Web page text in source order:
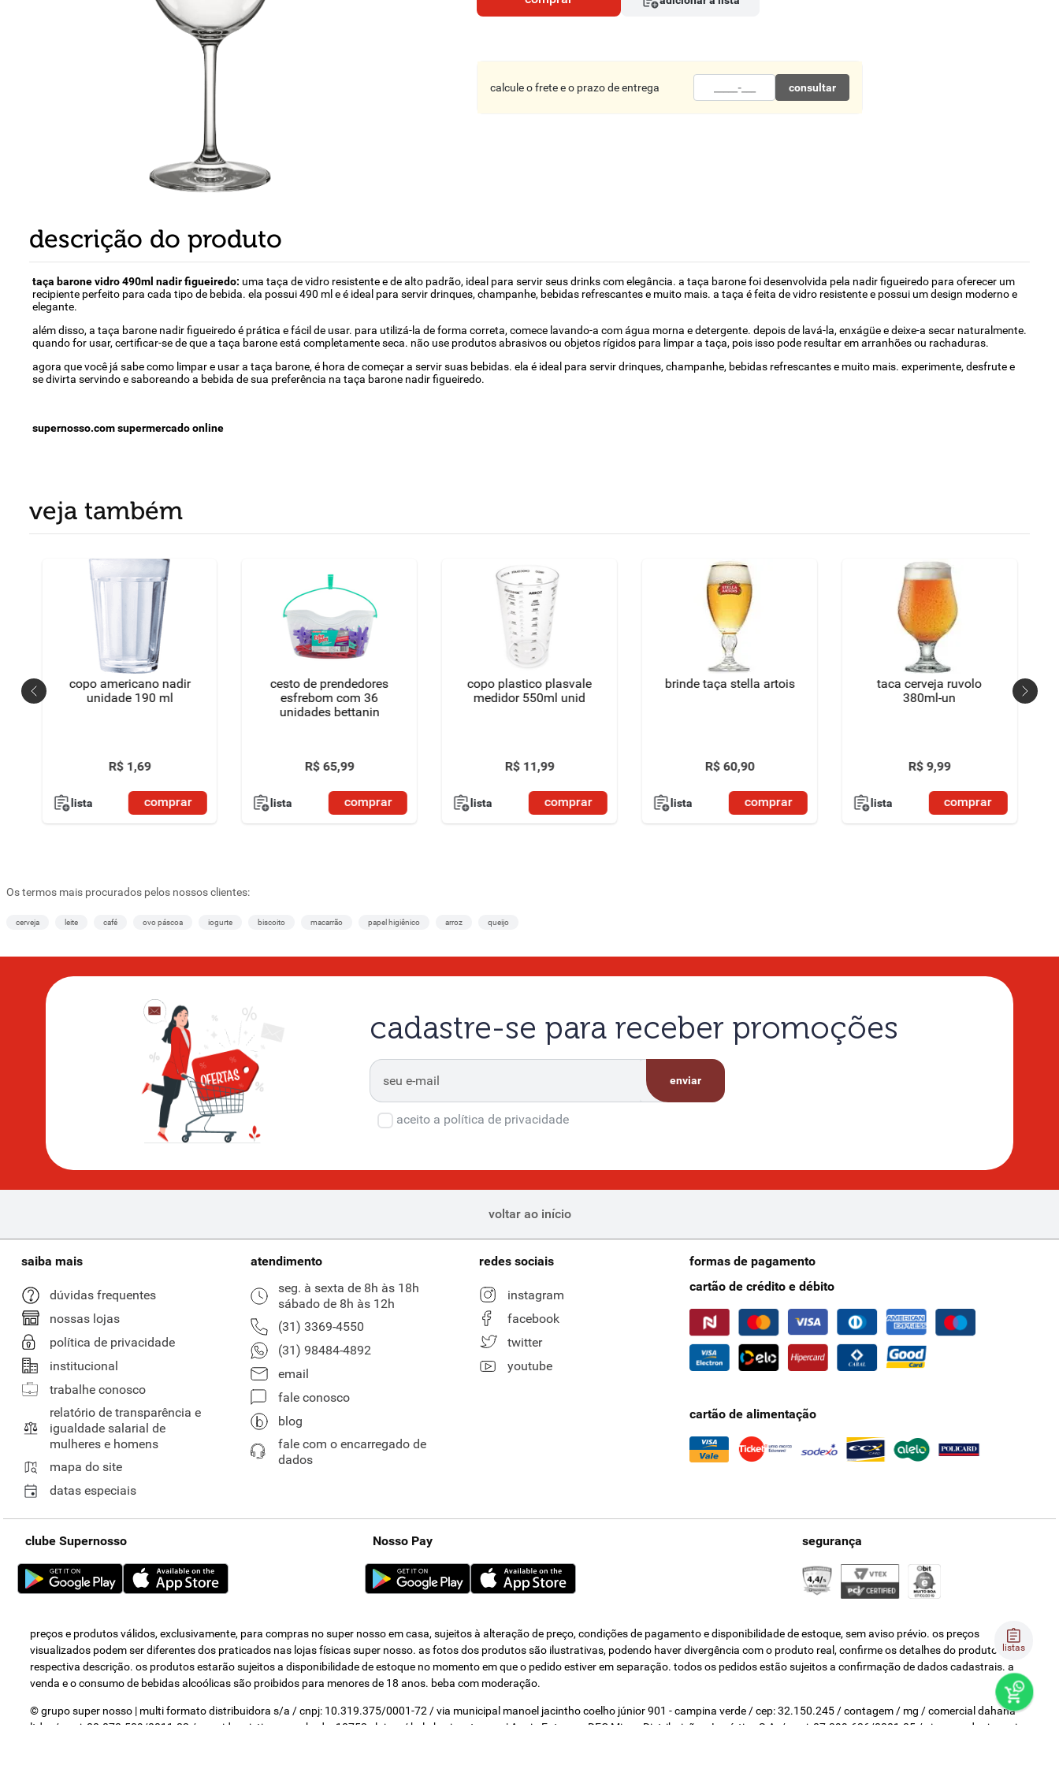
listas
calcule o frete e o prazo de entrega consultar
descrição do produto
taça barone vidro 490ml nadir figueiredo: uma taça de vidro resistente e de alto padrão, ideal para servir seus drinks com elegância. a taça barone foi desenvolvida pela nadir figueiredo para oferecer um
recipiente perfeito para cada tipo de bebida. ela possui 490 ml e é ideal para servir drinques, champanhe, bebidas refrescantes e muito mais. a taça é feita de vidro resistente e possui um design moderno e
elegante.
além disso, a taça barone nadir figueiredo é prática e fácil de usar. para utilizá-la de forma correta, comece lavando-a com água morna e detergente. depois de lavá-la, enxágüe e deixe-a secar naturalmente.
quando for usar, certificar-se de que a taça barone está completamente seca. não use produtos abrasivos ou objetos rígidos para limpar a taça, pois isso pode resultar em arranhões ou rachaduras.
agora que você já sabe como limpar e usar a taça barone, é hora de começar a servir suas bebidas. ela é ideal para servir drinques, champanhe, bebidas refrescantes e muito mais. experimente, desfrute e
se divirta servindo e saboreando a bebida de sua preferência na taça barone nadir figueiredo.
supernosso.com supermercado online
veja também
copo americano nadir
unidade 190 ml
R$ 1,69
lista comprar
cesto de prendedores
esfrebom com 36
unidades bettanin
R$ 65,99
lista comprar
copo plastico plasvale
medidor 550ml unid
R$ 11,99
lista comprar
brinde taça stella artois
R$ 60,90
lista comprar
taca cerveja ruvolo
380ml-un
R$ 9,99
lista comprar
Os termos mais procurados pelos nossos clientes:
cerveja leite café ovo páscoa iogurte biscoito macarrão papel higiênico arroz queijo
cadastre-se para receber promoções
enviar
aceito a política de privacidade
voltar ao início
saiba mais
dúvidas frequentes
nossas lojas
política de privacidade
institucional
trabalhe conosco
relatório de transparência e
igualdade salarial de
mulheres e homens
mapa do site
datas especiais
atendimento
seg. à sexta de 8h às 18h
sábado de 8h às 12h
(31) 3369-4550
(31) 98484-4892
email
fale conosco
blog
fale com o encarregado de
dados
redes sociais
instagram
facebook
twitter
youtube
formas de pagamento
cartão de crédito e débito
cartão de alimentação
clube Supernosso Nosso Pay segurança
preços e produtos válidos, exclusivamente, para compras no super nosso em casa, sujeitos à alteração de preço, condições de pagamento e disponibilidade de estoque, sem aviso prévio. os preços
visualizados podem ser diferentes dos praticados nas lojas físicas super nosso. as fotos dos produtos são ilustrativas, podendo haver divergência com o produto real, confirme os detalhes do produto na
respectiva descrição. os produtos estarão sujeitos a disponibilidade de estoque no momento em que o pedido estiver em separação. todos os pedidos estão sujeitos a confirmação de dados cadastrais. a
venda e o consumo de bebidas alcoólicas são proibidos para menores de 18 anos. beba com moderação.
© grupo super nosso | multi formato distribuidora s/a / cnpj: 10.319.375/0001-72 / via municipal manoel jacintho coelho júnior 901 - campina verde / cep: 32.150.245 / contagem / mg / comercial dahana
ltda. / cnpj: 00.070.509/0011-82 / avenida cristiano machado, 10752 - loja a / belo horizonte - mg | Apoio Entrega - DEC Minas Distribuição e Logística S.A. / cnpj: 07.399.636/0001-05 / via vereador joaquim
8º detergente